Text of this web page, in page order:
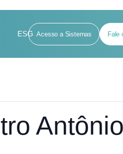
ESG Acesso a Sistemas Fale
Antônio